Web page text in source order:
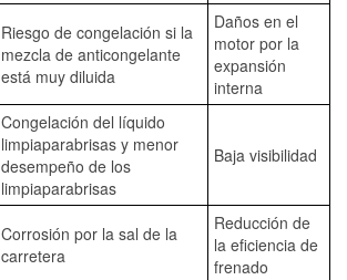
Riesgo de congelación si la
mezcla de anticongelante
está muy diluida
Daños en el
motor por la
expansión
interna
Congelación del líquido
limpiaparabrisas y menor
desempeño de los
limpiaparabrisas
Baja visibilidad
Corrosión por la sal de la
carretera
Reducción de
la eficiencia de
frenado